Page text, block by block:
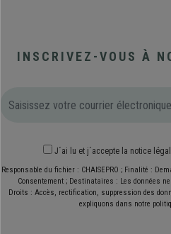
INSCRIVEZ-VOUS À
J´ai lu et j´accepte la notice
Responsable du fichier : CHAISEPRO ; Finalité :
Consentement ; Destinataires : Les données
Droits : Accès, rectification, suppression des
expliquons dans notre